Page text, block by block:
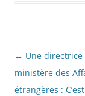
Navigation
des
articles
← Une directrice
ministère des
étrangères :